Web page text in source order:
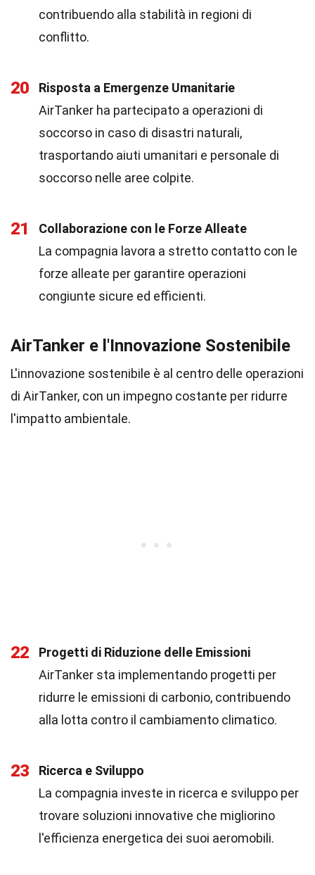
contribuendo alla stabilità in regioni di
conflitto.
20
Risposta a Emergenze Umanitarie
AirTanker ha partecipato a operazioni di
soccorso in caso di disastri naturali,
trasportando aiuti umanitari e personale di
soccorso nelle aree colpite.
21
Collaborazione con le Forze Alleate
La compagnia lavora a stretto contatto con le
forze alleate per garantire operazioni
congiunte sicure ed efficienti.
AirTanker e l'Innovazione Sostenibile
L'innovazione sostenibile è al centro delle operazioni
di AirTanker, con un impegno costante per ridurre
l'impatto ambientale.
22
Progetti di Riduzione delle Emissioni
AirTanker sta implementando progetti per
ridurre le emissioni di carbonio, contribuendo
alla lotta contro il cambiamento climatico.
23
Ricerca e Sviluppo
La compagnia investe in ricerca e sviluppo per
trovare soluzioni innovative che migliorino
l'efficienza energetica dei suoi aeromobili.